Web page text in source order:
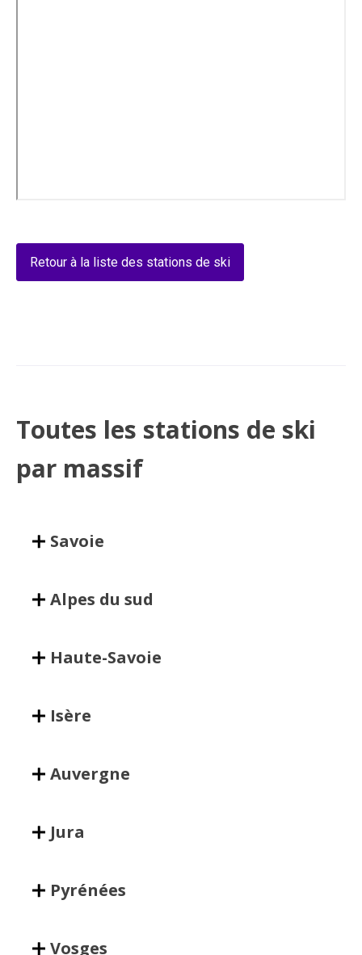
Retour à la liste des stations de ski
Toutes les stations de ski
par massif
Savoie
Alpes du sud
Haute-Savoie
Isère
Auvergne
Jura
Pyrénées
Vosges